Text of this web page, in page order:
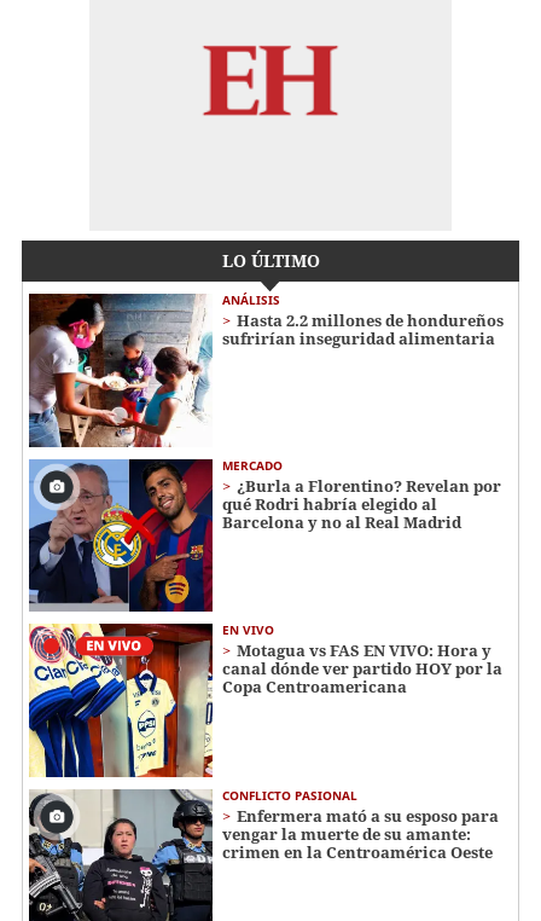
LO ÚLTIMO
ANÁLISIS
Hasta 2.2 millones de hondureños
sufrirían inseguridad alimentaria
MERCADO
¿Burla a Florentino? Revelan por
qué Rodri habría elegido al
Barcelona y no al Real Madrid
EN VIVO
Motagua vs FAS EN VIVO: Hora y
canal dónde ver partido HOY por la
Copa Centroamericana
CONFLICTO PASIONAL
Enfermera mató a su esposo para
vengar la muerte de su amante:
crimen en la Centroamérica Oeste